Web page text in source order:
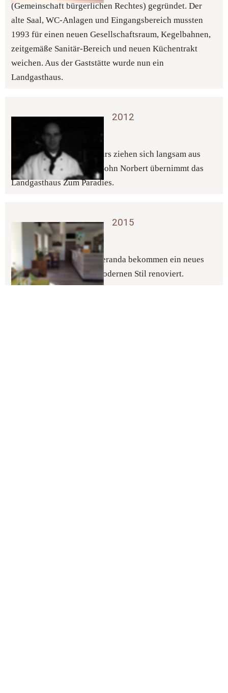
(Gemeinschaft bürgerlichen Rechtes) gegründet. Der
alte Saal, WC-Anlagen und Eingangsbereich mussten
1993 für einen neuen Gesellschaftsraum, Kegelbahnen,
zeitgemäße Sanitär-Bereich und neuen Küchentrakt
weichen. Aus der Gaststätte wurde nun ein
Landgasthaus.
2012
3. Generation
Hannes und Hanni Schreurs ziehen sich langsam aus
dem Betrieb zurück und Sohn Norbert übernimmt das
Landgasthaus Zum Paradies.
2015
Restaurant & Veranda
Das Restaurant und die Veranda bekommen ein neues
Gesicht und werden im modernen Stil renoviert.